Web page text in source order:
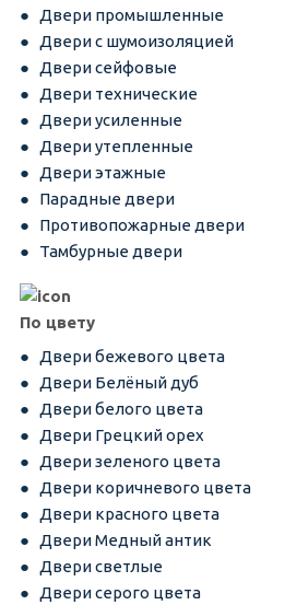
Двери промышленные
Двери с шумоизоляцией
Двери сейфовые
Двери технические
Двери усиленные
Двери утепленные
Двери этажные
Парадные двери
Противопожарные двери
Тамбурные двери
По цвету
Двери бежевого цвета
Двери Белёный дуб
Двери белого цвета
Двери Грецкий орех
Двери зеленого цвета
Двери коричневого цвета
Двери красного цвета
Двери Медный антик
Двери светлые
Двери серого цвета